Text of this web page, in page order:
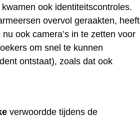
ook identiteitscontroles.
overvol geraakten, heeft
ook camera’s in te zetten voor
om snel te kunnen
ontstaat), zoals dat ook
verwoordde tijdens de